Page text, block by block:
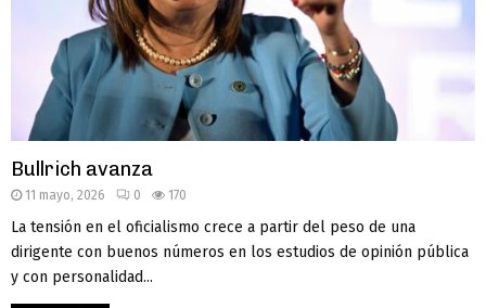
Bullrich avanza
11 mayo, 2026 0 170
La tensión en el oficialismo crece a partir del peso de una
dirigente con buenos números en los estudios de opinión pública
y con personalidad...